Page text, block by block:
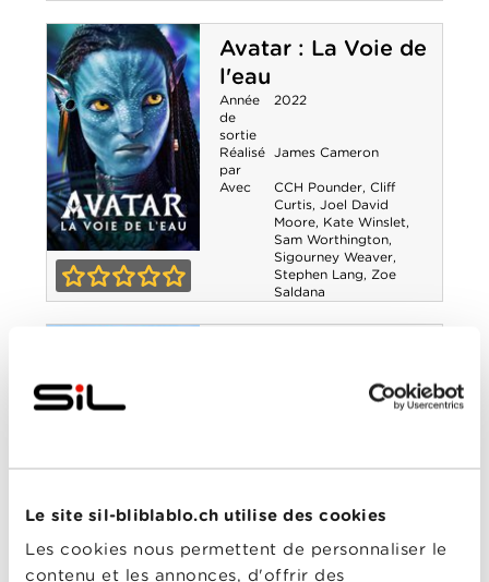
Le site sil-bliblablo.ch utilise des cookies
Les cookies nous permettent de personnaliser le
contenu et les annonces, d'offrir des
Avatar : La Voie de
l'eau
Avatar : La Voie
de l'eau
Année
de
sortie
2022
Réalisé
par
James Cameron
Avec CCH Pounder, Cliff
Curtis, Joel David
Moore, Kate Winslet,
Sam Worthington,
Sigourney Weaver,
Stephen Lang, Zoe
Saldana
Vivo
0-0
Ynairaly Simo,Zoe